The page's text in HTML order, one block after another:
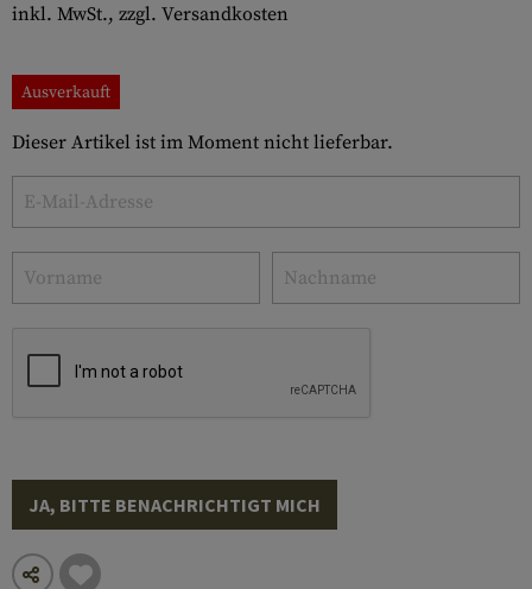
inkl. MwSt., zzgl. Versandkosten
Ausverkauft
Dieser Artikel ist im Moment nicht lieferbar.
JA, BITTE BENACHRICHTIGT MICH